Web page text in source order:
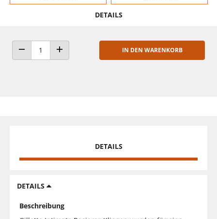
DETAILS
ANZAHL VERRINGERNANZAHL ERHÖHEN
IN DEN WARENKORB
DETAILS
DETAILS
Beschreibung